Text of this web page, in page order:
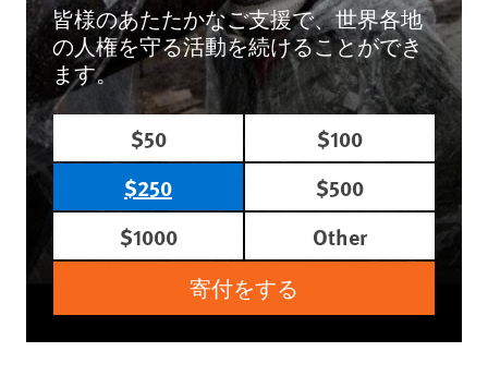
皆様のあたたかなご支援で、世界各地
の人権を守る活動を続けることができ
ます。
$50
$100
$250
$500
$1000
Other
寄付をする